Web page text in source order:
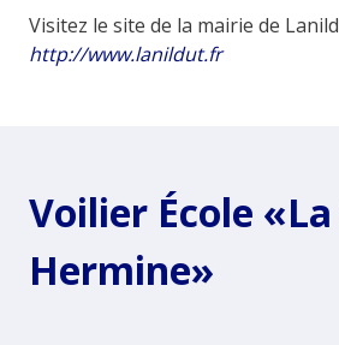
Visitez le site de la mairie de
http://www.lanildut.fr
Voilier École
Hermine»